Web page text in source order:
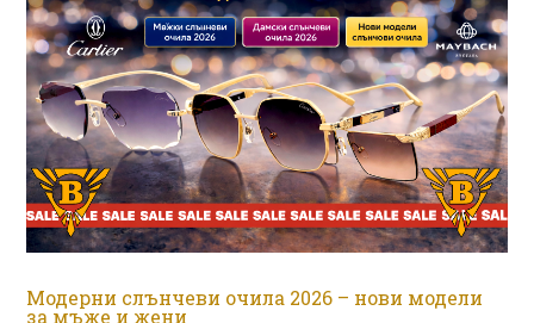
Модерни слънчеви очила 2026 – нови модели
за мъже и жени